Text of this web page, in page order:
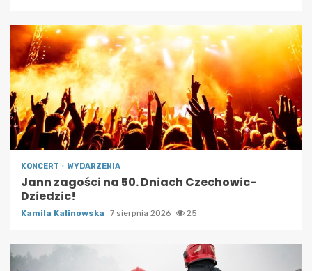
KONCERT WYDARZENIA
Jann zagości na 50. Dniach Czechowic-
Dziedzic!
Kamila Kalinowska 7 sierpnia 2026 25